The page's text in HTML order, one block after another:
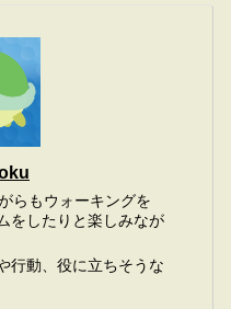
らもウォーキングを
をしたりと楽しみなが
行動、役に立ちそうな